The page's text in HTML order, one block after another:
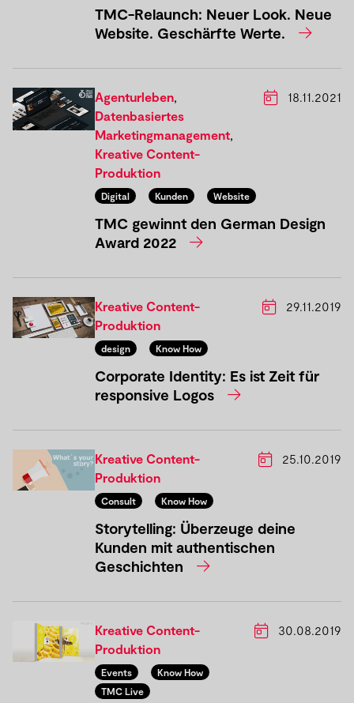
TMC-Relaunch: Neuer Look. Neue
Website. Geschärfte Werte.
Agenturleben,
Datenbasiertes
Marketingmanagement,
Kreative Content-
Produktion
Digital Kunden Website
18.11.2021
TMC gewinnt den German Design
Award 2022
Kreative Content-
Produktion
design Know How
29.11.2019
Corporate Identity: Es ist Zeit für
responsive Logos
Kreative Content-
Produktion
Consult Know How
25.10.2019
Storytelling: Überzeuge deine
Kunden mit authentischen
Geschichten
Kreative Content-
Produktion
Events
Know How
TMC Live
30.08.2019